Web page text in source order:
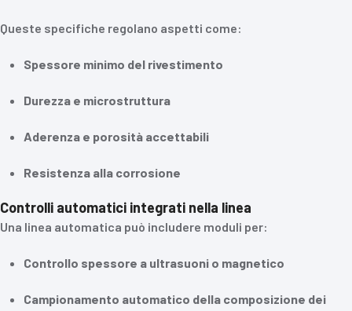
Queste specifiche regolano aspetti come:
Spessore minimo del rivestimento
Durezza e microstruttura
Aderenza e porosità accettabili
Resistenza alla corrosione
Controlli automatici integrati nella linea
Una linea automatica può includere moduli per:
Controllo spessore a ultrasuoni o magnetico
Campionamento automatico della composizione dei